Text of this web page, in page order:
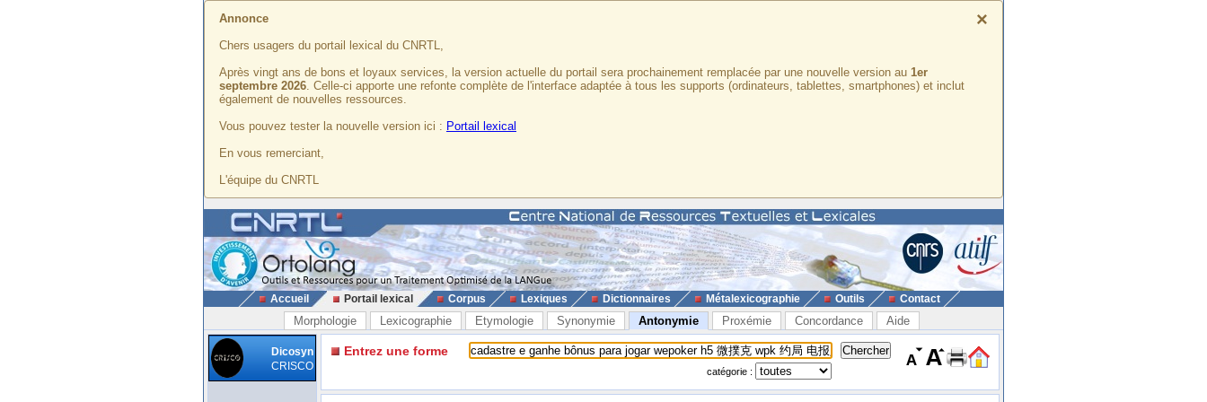
×
Annonce
Chers usagers du portail lexical du CNRTL,
Après vingt ans de bons et loyaux services, la version actuelle du portail sera prochainement remplacée par une nouvelle version au 1er
septembre 2026. Celle-ci apporte une refonte complète de l'interface adaptée à tous les supports (ordinateurs, tablettes, smartphones) et inclut
également de nouvelles ressources.
Vous pouvez tester la nouvelle version ici : Portail lexical
En vous remerciant,
L'équipe du CNRTL
Accueil Portail lexical Corpus Lexiques Dictionnaires Métalexicographie Outils Contact
Morphologie Lexicographie Etymologie Synonymie Antonymie Proxémie Concordance Aide
Dicosyn
CRISCO
Entrez une forme
catégorie :